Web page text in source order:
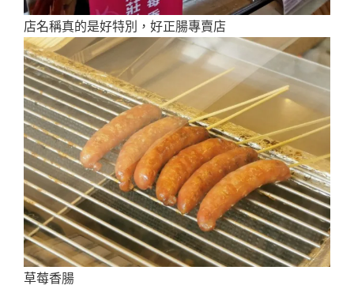
店名稱真的是好特別，好正腸專賣店
草莓香腸